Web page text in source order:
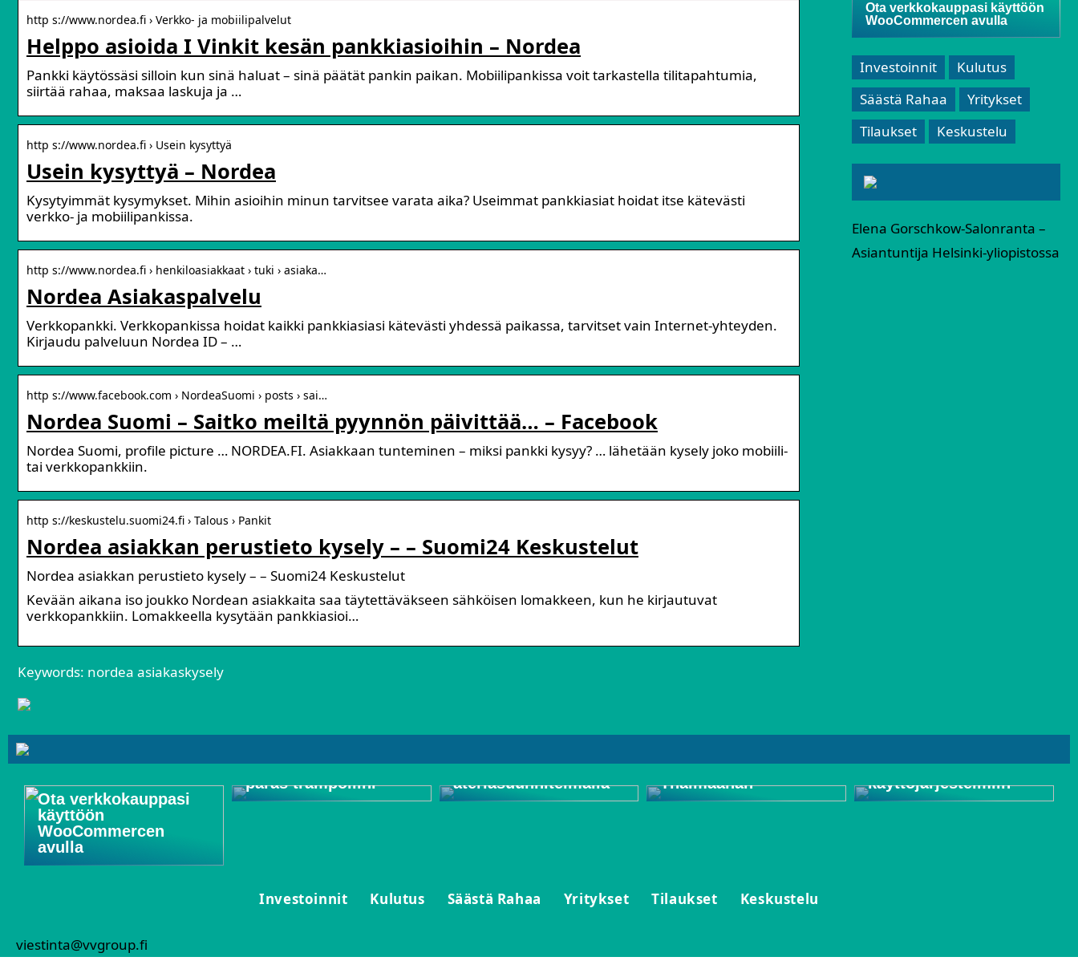
http s://www.nordea.fi › Verkko- ja mobiilipalvelut
Helppo asioida I Vinkit kesän pankkiasioihin – Nordea
Pankki käytössäsi silloin kun sinä haluat – sinä päätät pankin paikan. Mobiilipankissa voit tarkastella tilitapahtumia,
siirtää rahaa, maksaa laskuja ja …
http s://www.nordea.fi › Usein kysyttyä
Usein kysyttyä – Nordea
Kysytyimmät kysymykset. Mihin asioihin minun tarvitsee varata aika? Useimmat pankkiasiat hoidat itse kätevästi
verkko- ja mobiilipankissa.
http s://www.nordea.fi › henkiloasiakkaat › tuki › asiaka…
Nordea Asiakaspalvelu
Verkkopankki. Verkkopankissa hoidat kaikki pankkiasiasi kätevästi yhdessä paikassa, tarvitset vain Internet-yhteyden.
Kirjaudu palveluun Nordea ID – …
http s://www.facebook.com › NordeaSuomi › posts › sai…
Nordea Suomi – Saitko meiltä pyynnön päivittää… – Facebook
Nordea Suomi, profile picture … NORDEA.FI. Asiakkaan tunteminen – miksi pankki kysyy? … lähetään kysely joko mobiili-
tai verkkopankkiin.
http s://keskustelu.suomi24.fi › Talous › Pankit
Nordea asiakkan perustieto kysely – – Suomi24 Keskustelut
Nordea asiakkan perustieto kysely – – Suomi24 Keskustelut
Kevään aikana iso joukko Nordean asiakkaita saa täytettäväkseen sähköisen lomakkeen, kun he kirjautuvat
verkkopankkiin. Lomakkeella kysytään pankkiasioi…
Keywords: nordea asiakaskysely
Ota verkkokauppasi käyttöön
WooCommercen avulla
Investoinnit
Kulutus
Säästä Rahaa
Yritykset
Tilaukset
Keskustelu
Elena Gorschkow-Salonranta –
Asiantuntija Helsinki-yliopistossa
Ota verkkokauppasi
käyttöön
WooCommercen
avulla
Löydä markkinoiden
paras trampoliini
Säästä rahaa arjessa
ateriasuunnitelmalla
Matkusta edullisesti
Thaimaahan
verkkokauppaa? Lue
vinkkejä älykkäisiin
käyttöjärjestelmiin
Investoinnit Kulutus Säästä Rahaa Yritykset Tilaukset Keskustelu
viestinta@vvgroup.fi